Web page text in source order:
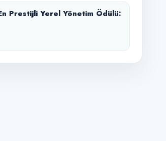
Prestijli Yerel Yönetim Ödülü: